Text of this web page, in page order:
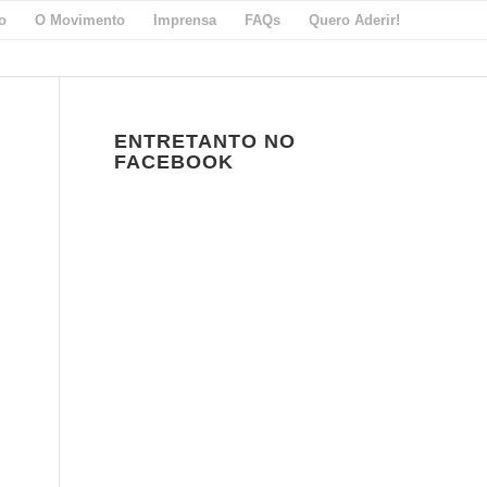
O Movimento Imprensa FAQs Quero Aderir!
ENTRETANTO NO
FACEBOOK